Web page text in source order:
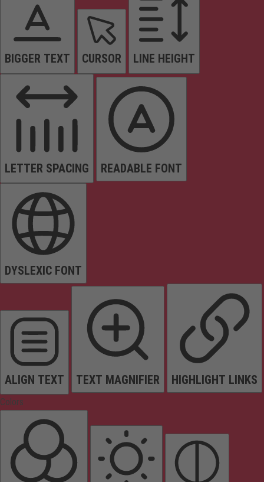
BIGGER TEXT CURSOR LINE HEIGHT
LETTER SPACING READABLE FONT
DYSLEXIC FONT
ALIGN TEXT TEXT MAGNIFIER HIGHLIGHT LINKS
Colors